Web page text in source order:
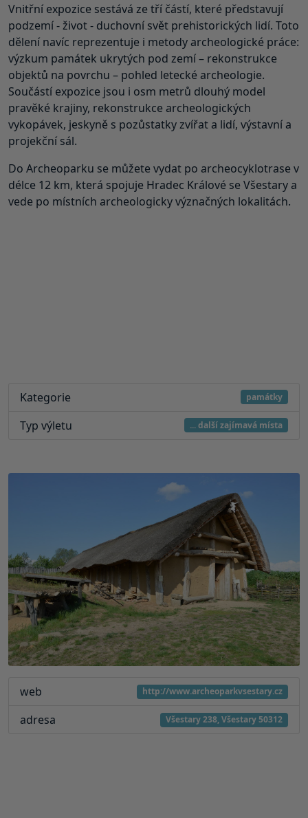
Vnitřní expozice sestává ze tří částí, které představují
podzemí - život - duchovní svět prehistorických lidí. Toto
dělení navíc reprezentuje i metody archeologické práce:
výzkum památek ukrytých pod zemí – rekonstrukce
objektů na povrchu – pohled letecké archeologie.
Součástí expozice jsou i osm metrů dlouhý model
pravěké krajiny, rekonstrukce archeologických
vykopávek, jeskyně s pozůstatky zvířat a lidí, výstavní a
projekční sál.
Do Archeoparku se můžete vydat po archeocyklotrase v
délce 12 km, která spojuje Hradec Králové se Všestary a
vede po místních archeologicky význačných lokalitách.
Kategorie památky
Typ výletu ... další zajímavá místa
web http://www.archeoparkvsestary.cz
adresa Všestary 238, Všestary 50312